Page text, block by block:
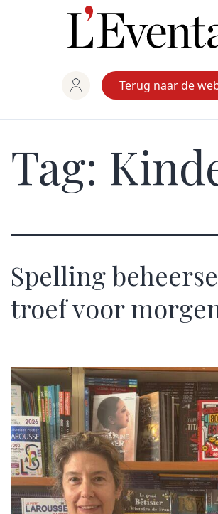
Terug naar de
Tag:
Spelling
troef voor